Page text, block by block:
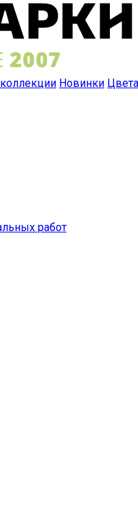
Новинки Цвета
работ